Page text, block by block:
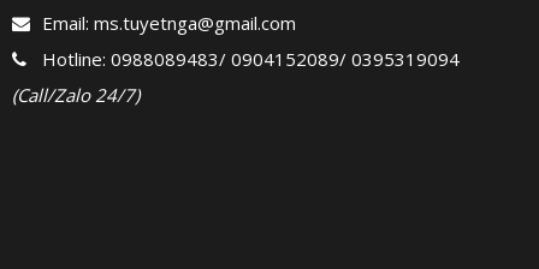
Email: ms.tuyetnga@gmail.com
Hotline: 0988089483/ 0904152089/ 0395319094
(Call/Zalo 24/7)